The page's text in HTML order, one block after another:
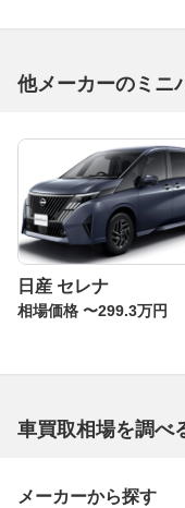
他メーカーのミニ
日産 セレナ
相場価格 〜299.3万円
車買取相場を調べ
メーカーから探す